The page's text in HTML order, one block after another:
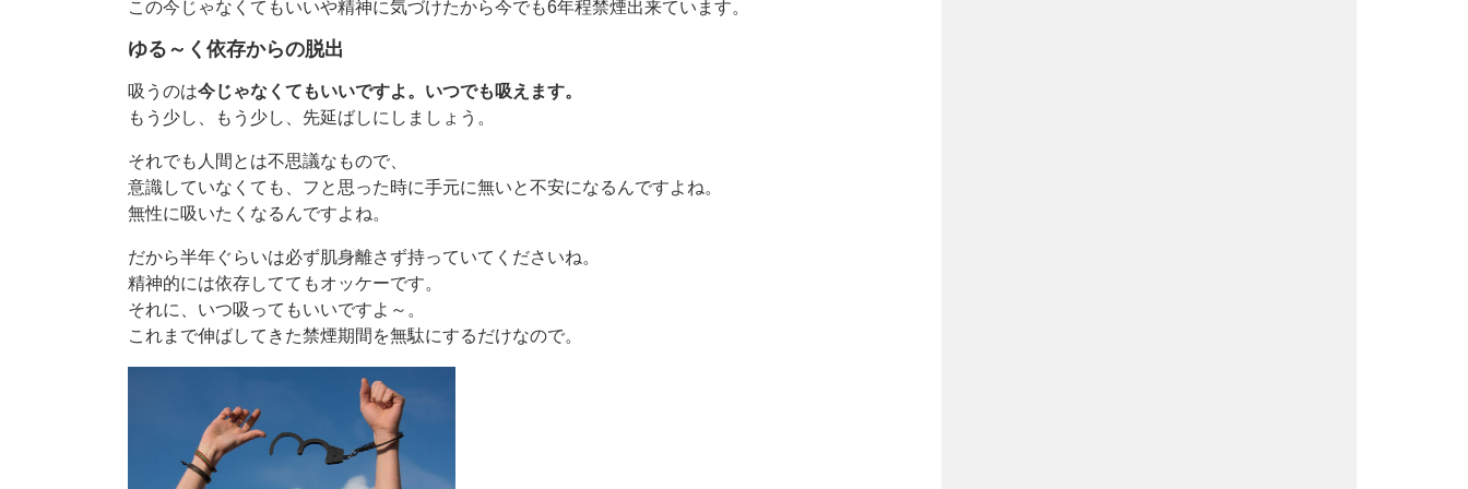
この今じゃなくてもいいや精神に気づけたから今でも6年程禁煙出来ています。
ゆる～く依存からの脱出
吸うのは今じゃなくてもいいですよ。いつでも吸えます。
もう少し、もう少し、先延ばしにしましょう。
それでも人間とは不思議なもので、
意識していなくても、フと思った時に手元に無いと不安になるんですよね。
無性に吸いたくなるんですよね。
だから半年ぐらいは必ず肌身離さず持っていてくださいね。
精神的には依存しててもオッケーです。
それに、いつ吸ってもいいですよ～。
これまで伸ばしてきた禁煙期間を無駄にするだけなので。